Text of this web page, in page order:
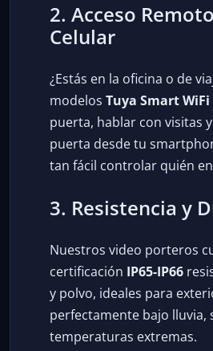
2. Acceso
Celular
¿Estás en la oficina o de
modelos Tuya Smart WiFi
puerta, hablar con visitas
puerta desde tu
tan fácil controlar quién
3. Resistencia y
Nuestros video porteros
certificación IP65-IP66
y polvo, ideales para
perfectamente bajo lluvia,
temperaturas extremas.